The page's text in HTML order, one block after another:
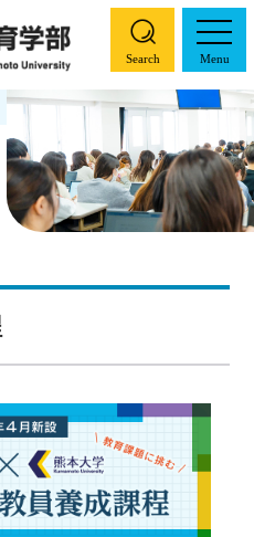
Search Menu
ホーム
学部概要
入試情報
職大学院
受験生の方